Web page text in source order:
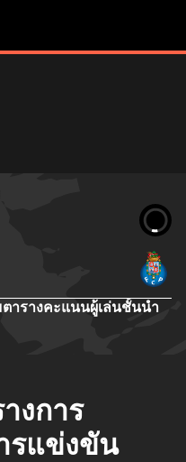
ตารางคะแนนผู้เล่นชั้นนำ
งการ
รแข่งขัน